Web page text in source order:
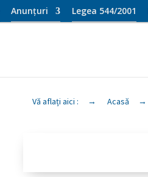
Anunțuri Legea 544/2001
Vă aflați aici : → Acasă →